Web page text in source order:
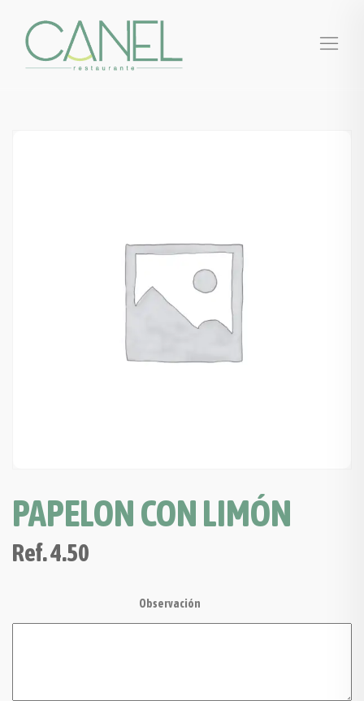
PAPELON CON LIMÓN
Ref.4.50
Observación